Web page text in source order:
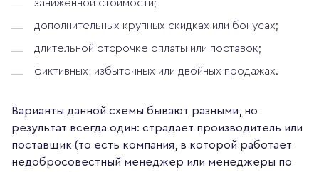
заниженной стоимости;
дополнительных крупных скидках или бонусах;
длительной отсрочке оплаты или поставок;
фиктивных, избыточных или двойных продажах.
Варианты данной схемы бывают разными, но
результат всегда один: страдает производитель или
поставщик (то есть компания, в которой работает
недобросовестный менеджер или менеджеры по